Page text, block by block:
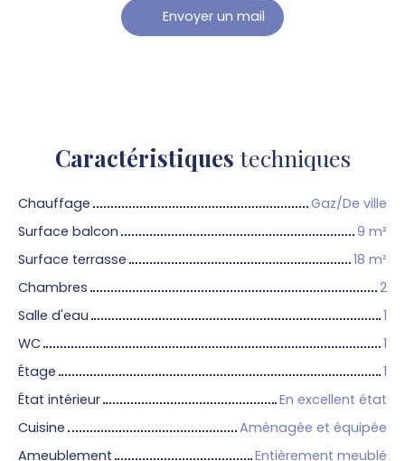
Envoyer un mail
Caractéristiques techniques
Chauffage
Gaz/De ville
Surface balcon
9 m²
Surface terrasse
18 m²
Chambres
2
Salle d'eau
1
WC
1
Étage
1
État intérieur
En excellent état
Cuisine
Aménagée et équipée
Ameublement
Entièrement meublé